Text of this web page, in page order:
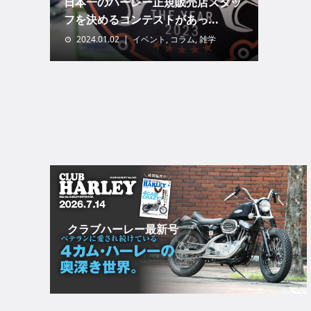
フを決めるコンテストがあっ...
2024.01.02 イベント , コラム,雑学
クラブハーレー最新号